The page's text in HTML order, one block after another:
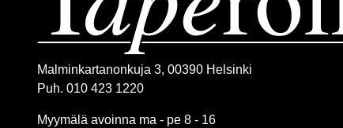
Malminkartanonkuja 3, 00390 Helsinki
Puh. 010 423 1220
Myymälä avoinna ma - pe 8 - 16